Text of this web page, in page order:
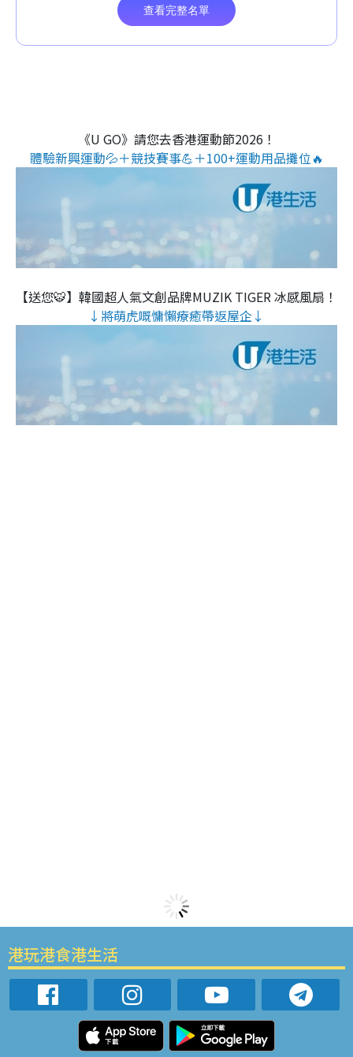
《U GO》請您去香港運動節2026！
體驗新興運動💦＋競技賽事💪＋100+運動用品攤位🔥
【送您🐯】韓國超人氣文創品牌MUZIK TIGER 冰感風扇！
↓將萌虎嘅慵懶療癒帶返屋企↓
港玩港食港生活